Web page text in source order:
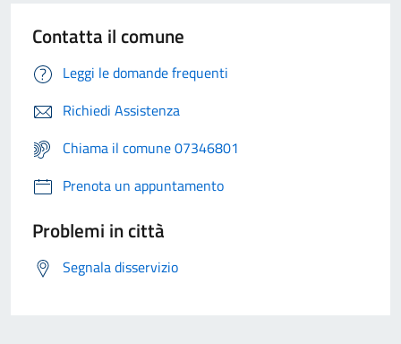
Contatta il comune
Leggi le domande frequenti
Richiedi Assistenza
Chiama il comune 07346801
Prenota un appuntamento
Problemi in città
Segnala disservizio